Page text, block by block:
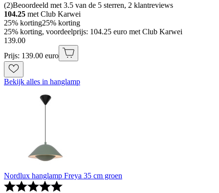
(2)Beoordeeld met 3.5 van de 5 sterren, 2 klantreviews
104.25 met Club Karwei
25% korting25% korting
25% korting, voordeelprijs: 104.25 euro met Club Karwei
139.00
Prijs: 139.00 euro
Bekijk alles in hanglamp
Nordlux hanglamp Freya 35 cm groen